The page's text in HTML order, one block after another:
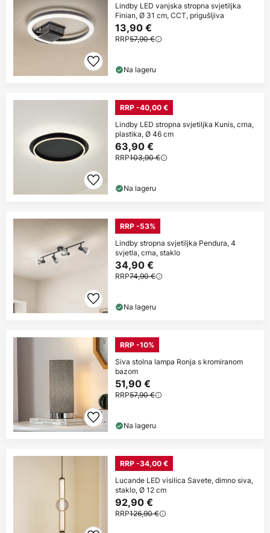
Lindby LED vanjska stropna svjetiljka
Finian, Ø 31 cm, CCT, prigušljiva
13,90 €
RRP57,90 €
Na lageru
RRP -40,00 €
Lindby LED stropna svjetiljka Kunis, crna,
plastika, Ø 46 cm
63,90 €
RRP103,90 €
Na lageru
RRP -53%
Lindby stropna svjetiljka Pendura, 4
svjetla, crna, staklo
34,90 €
RRP74,90 €
Na lageru
RRP -10%
Siva stolna lampa Ronja s kromiranom
bazom
51,90 €
RRP57,90 €
Na lageru
RRP -34,00 €
Lucande LED visilica Savete, dimno siva,
staklo, Ø 12 cm
92,90 €
RRP126,90 €